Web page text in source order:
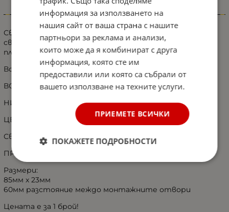
Информация
Светодиоден маркер габарит токос червена
светлина със 9 LED ЛЕД за бус ван ремарке каравана
платформа 12V
Волтаж 12V
ВОДОУСТОЙЧИВ
НИСКА КОНСУМАЦИЯ НА ЕНЕРГИЯ
ЦВЯТ: ЧЕРВЕН
Светодиоди:9
ПРИЛОЖЕНИЕ: СТРАНИЧНО/ЗАДНО
Размери:
85мм х 23мм
60мм разстояние междо монтажните отвори
Цената е за 1 брой!
информация за използването на
нашия сайт от ваша страна с нашите
партньори за реклама и анализи,
които може да я комбинират с друга
информация, която сте им
предоставили или която са събрали от
вашето използване на техните услуги.
ПРИЕМЕТЕ ВСИЧКИ
ПОКАЖЕТЕ ПОДРОБНОСТИ